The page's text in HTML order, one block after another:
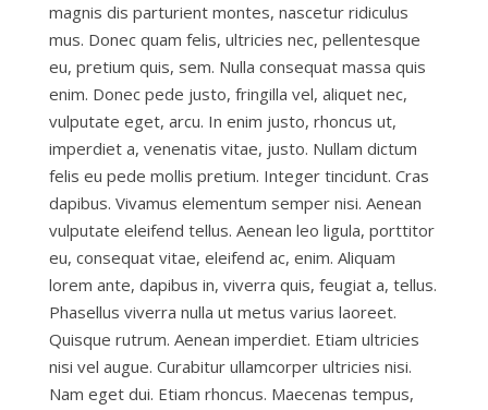
magnis dis parturient montes, nascetur ridiculus
mus. Donec quam felis, ultricies nec, pellentesque
eu, pretium quis, sem. Nulla consequat massa quis
enim. Donec pede justo, fringilla vel, aliquet nec,
vulputate eget, arcu. In enim justo, rhoncus ut,
imperdiet a, venenatis vitae, justo. Nullam dictum
felis eu pede mollis pretium. Integer tincidunt. Cras
dapibus. Vivamus elementum semper nisi. Aenean
vulputate eleifend tellus. Aenean leo ligula, porttitor
eu, consequat vitae, eleifend ac, enim. Aliquam
lorem ante, dapibus in, viverra quis, feugiat a, tellus.
Phasellus viverra nulla ut metus varius laoreet.
Quisque rutrum. Aenean imperdiet. Etiam ultricies
nisi vel augue. Curabitur ullamcorper ultricies nisi.
Nam eget dui. Etiam rhoncus. Maecenas tempus,